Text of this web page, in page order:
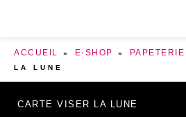
ACCUEIL » E-SHOP » PAPETERIE
LA LUNE
CARTE VISER LA LUNE